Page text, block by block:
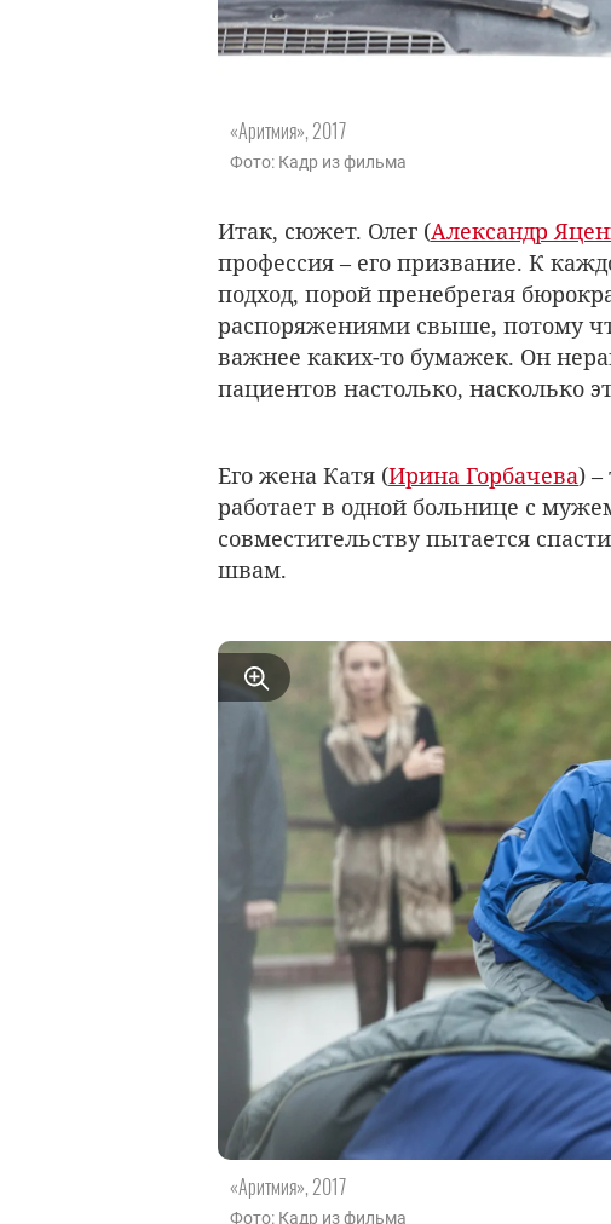
«Аритмия», 2017
Фото: Кадр из фильма
Итак, сюжет. Олег (Александр
профессия – его призвание. К
подход, порой пренебрегая
распоряжениями свыше, потому
важнее каких-то бумажек. Он
пациентов настолько, насколько
Его жена Катя (Ирина Горбачева)
работает в одной больнице с
совместительству пытается
швам.
«Аритмия», 2017
Фото: Кадр из фильма